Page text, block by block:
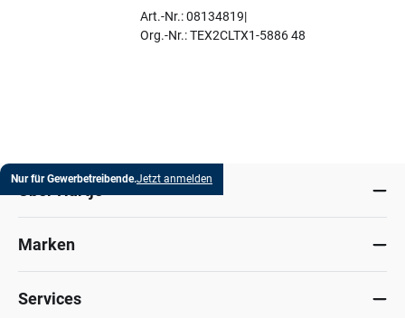
Art.-Nr.: 08134819
Org.-Nr.: TEX2CLTX1-5886 48
Nur für Gewerbetreibende.Jetzt anmelden
Marken
Services